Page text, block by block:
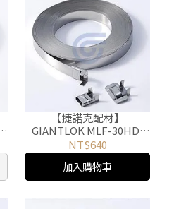
【捷諾克配材】
GIANTLOK MLF-30HD-
9504 不鏽鋼捲帶 白鐵捲帶
30M
NT$640
加入購物車